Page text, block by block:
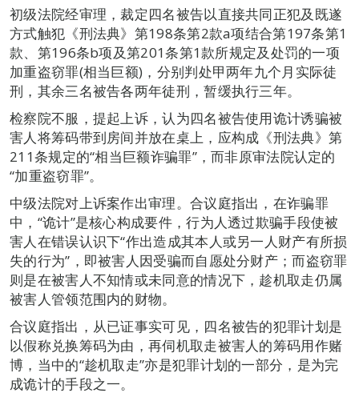
初级法院经审理，裁定四名被告以直接共同正犯及既遂
方式触犯《刑法典》第198条第2款a项结合第197条第1
款、第196条b项及第201条第1款所规定及处罚的一项
加重盗窃罪(相当巨额)，分别判处甲两年九个月实际徒
刑，其余三名被告各两年徒刑，暂缓执行三年。
检察院不服，提起上诉，认为四名被告使用诡计诱骗被
害人将筹码带到房间并放在桌上，应构成《刑法典》第
211条规定的“相当巨额诈骗罪”，而非原审法院认定的
“加重盗窃罪”。
中级法院对上诉案作出审理。合议庭指出，在诈骗罪
中，“诡计”是核心构成要件，行为人透过欺骗手段使被
害人在错误认识下“作出造成其本人或另一人财产有所损
失的行为”，即被害人因受骗而自愿处分财产；而盗窃罪
则是在被害人不知情或未同意的情况下，趁机取走仍属
被害人管领范围内的财物。
合议庭指出，从已证事实可见，四名被告的犯罪计划是
以假称兑换筹码为由，再伺机取走被害人的筹码用作赌
博，当中的“趁机取走”亦是犯罪计划的一部分，是为完
成诡计的手段之一。